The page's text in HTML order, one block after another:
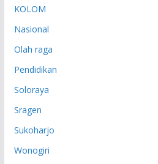
KOLOM
Nasional
Olah raga
Pendidikan
Soloraya
Sragen
Sukoharjo
Wonogiri